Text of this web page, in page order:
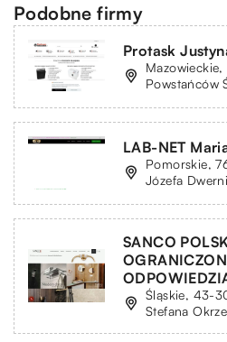
Podobne firmy
Protask
Powstańców
LAB-NET
Pomorskie,
Józefa
SANCO
Śląskie, 43-
Stefana